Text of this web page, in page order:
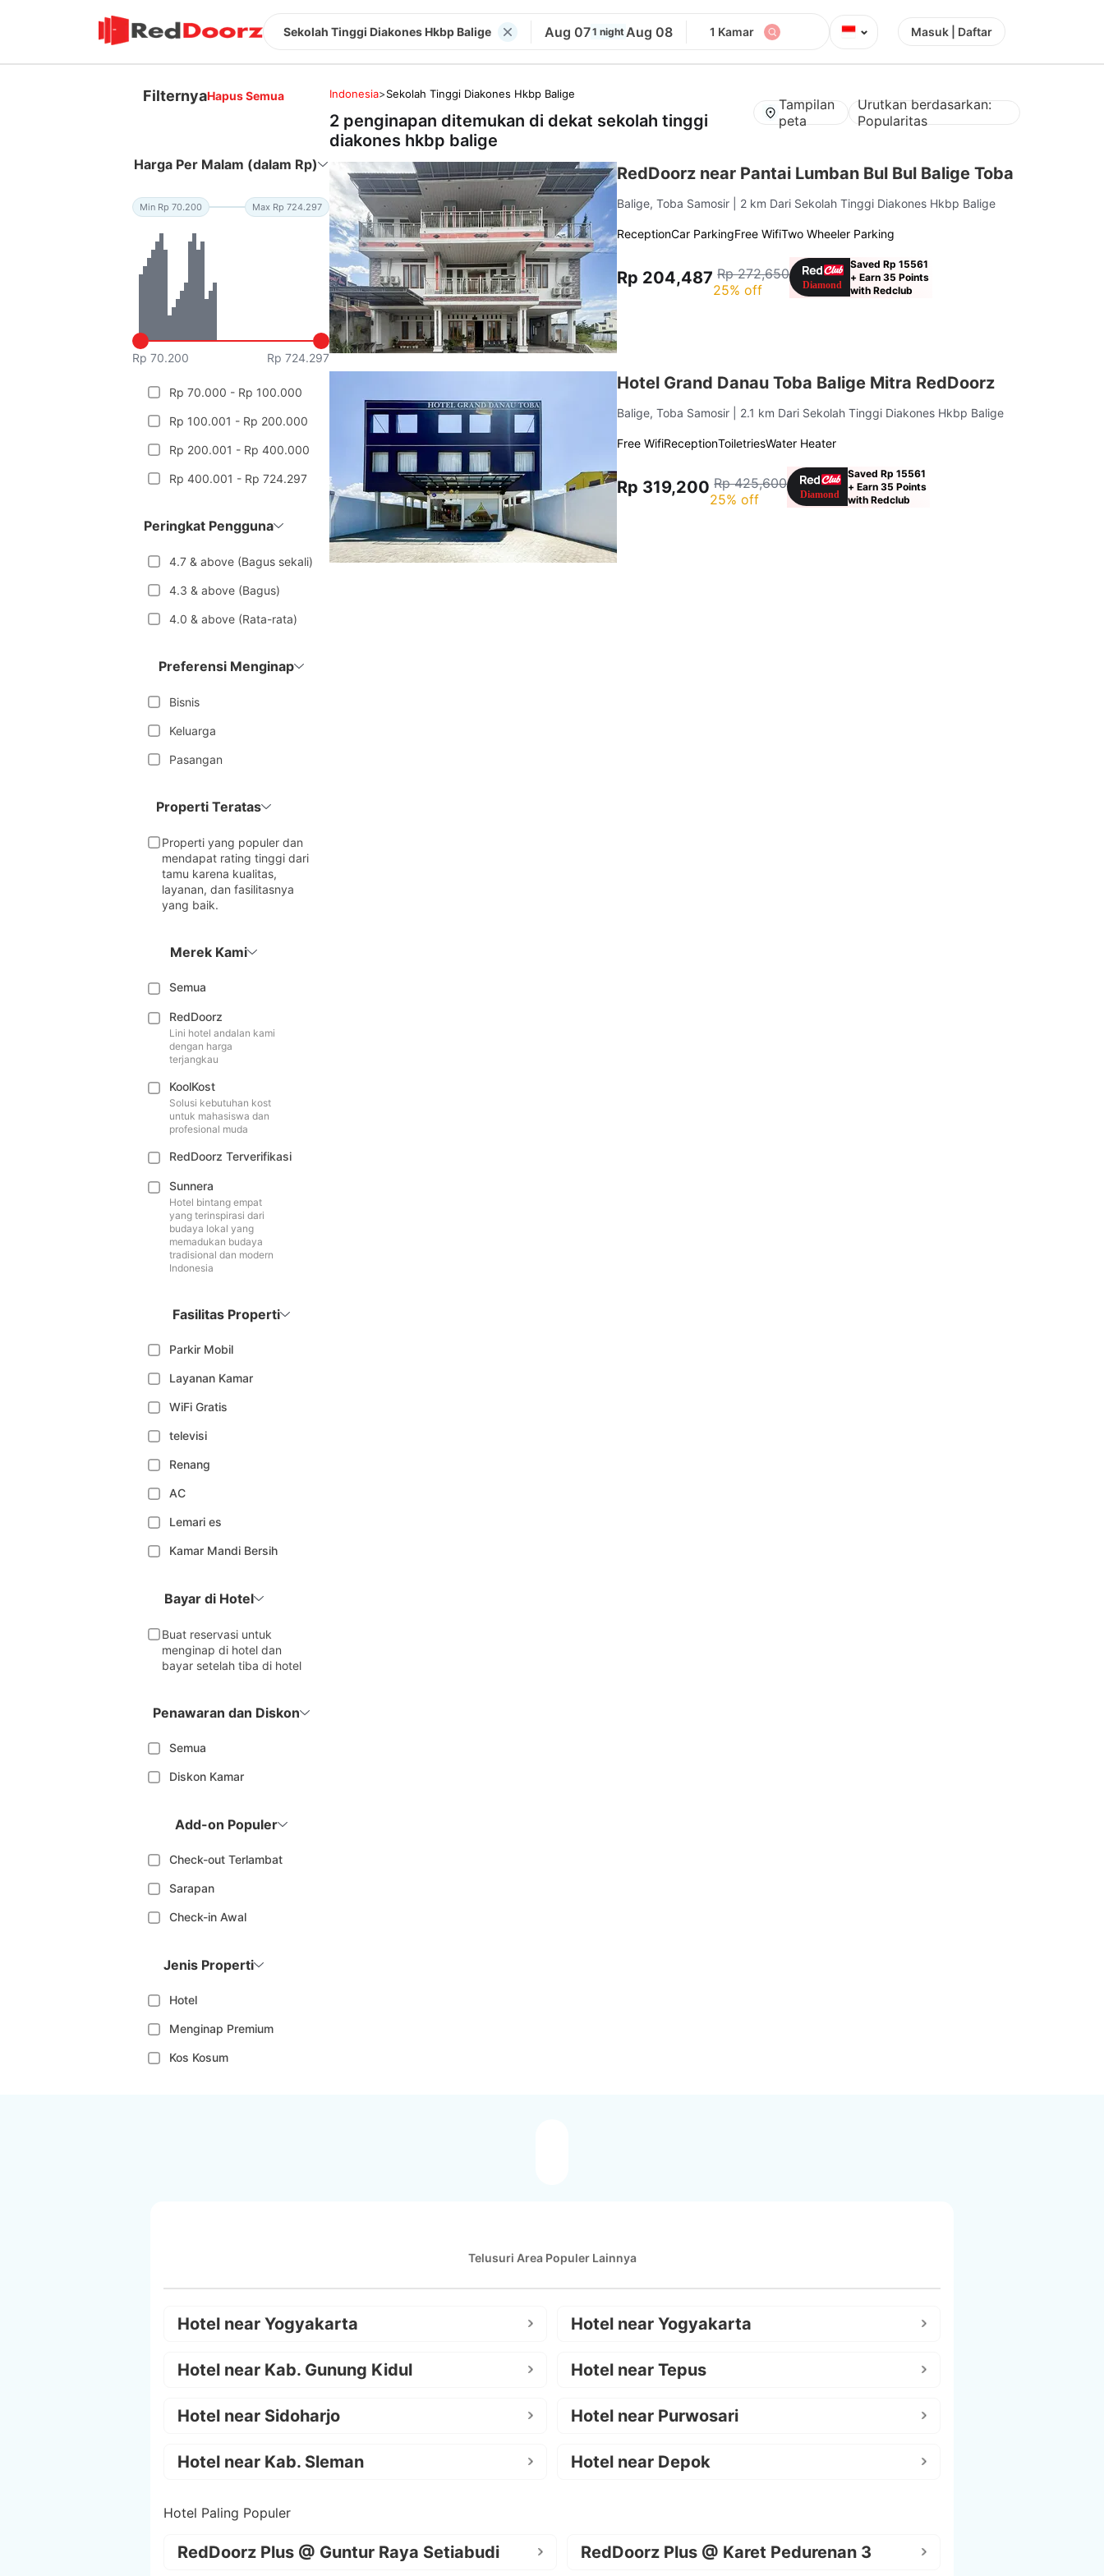
Sekolah Tinggi Diakones Hkbp Balige Aug 071 night Aug 08 1 Kamar ⌄ Masuk | Daftar
FilternyaHapus Semua
Harga Per Malam (dalam Rp)
Min Rp 70.200 Max Rp 724.297
Rp 70.200 Rp 724.297
Rp 70.000 - Rp 100.000
Rp 100.001 - Rp 200.000
Rp 200.001 - Rp 400.000
Rp 400.001 - Rp 724.297
Peringkat Pengguna
4.7 & above (Bagus sekali)
4.3 & above (Bagus)
4.0 & above (Rata-rata)
Preferensi Menginap
Bisnis
Keluarga
Pasangan
Properti Teratas
Properti yang populer dan
mendapat rating tinggi dari
tamu karena kualitas,
layanan, dan fasilitasnya
yang baik.
Merek Kami
Semua
RedDoorz
Lini hotel andalan kami
dengan harga
terjangkau
KoolKost
Solusi kebutuhan kost
untuk mahasiswa dan
profesional muda
RedDoorz Terverifikasi
Sunnera
Hotel bintang empat
yang terinspirasi dari
budaya lokal yang
memadukan budaya
tradisional dan modern
Indonesia
Fasilitas Properti
Parkir Mobil
Layanan Kamar
WiFi Gratis
televisi
Renang
AC
Lemari es
Kamar Mandi Bersih
Bayar di Hotel
Buat reservasi untuk
menginap di hotel dan
bayar setelah tiba di hotel
Penawaran dan Diskon
Semua
Diskon Kamar
Add-on Populer
Check-out Terlambat
Sarapan
Check-in Awal
Jenis Properti
Hotel
Menginap Premium
Kos Kosum
Indonesia>Sekolah Tinggi Diakones Hkbp Balige
2 penginapan ditemukan di dekat sekolah tinggi
diakones hkbp balige
Tampilan
peta
Urutkan berdasarkan:
Popularitas
RedDoorz near Pantai Lumban Bul Bul Balige Toba
Balige, Toba Samosir | 2 km Dari Sekolah Tinggi Diakones Hkbp Balige
ReceptionCar ParkingFree WifiTwo Wheeler Parking
Rp 204,487 Rp 272,650
25% off
Saved Rp 15561
+ Earn 35 Points
with Redclub
Hotel Grand Danau Toba Balige Mitra RedDoorz
Balige, Toba Samosir | 2.1 km Dari Sekolah Tinggi Diakones Hkbp Balige
Free WifiReceptionToiletriesWater Heater
Rp 319,200 Rp 425,600
25% off
Saved Rp 15561
+ Earn 35 Points
with Redclub
Telusuri Area Populer Lainnya
Hotel near Yogyakarta Hotel near Yogyakarta
Hotel near Kab. Gunung Kidul Hotel near Tepus
Hotel near Sidoharjo Hotel near Purwosari
Hotel near Kab. Sleman Hotel near Depok
Hotel Paling Populer
RedDoorz Plus @ Guntur Raya Setiabudi RedDoorz Plus @ Karet Pedurenan 3